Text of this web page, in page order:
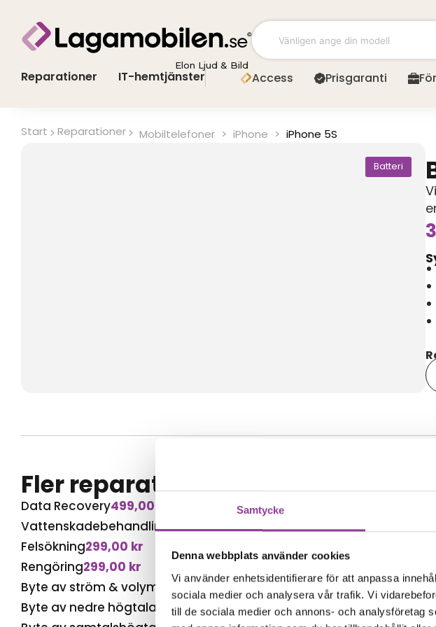
Samtycke
Denna webbplats använder cookies
Vi använder enhetsidentifierare för att anpassa
sociala medier och analysera vår trafik. Vi
till de sociala medier och annons- och analysföretag
innehåll
Elon Ljud & Bild
Reparationer IT-hemtjänster Access Prisgaranti
Start Reparationer Mobiltelefoner > iPhone > iPhone 5S
Batteri
Fler reparationer för samma
Data Recovery499,00
Vattenskadebehandling499,00kr
Felsökning299,00 kr
Rengöring299,00 kr
Byte av ström & volym
499,00kr
Byte av nedre högtalare
499,00kr